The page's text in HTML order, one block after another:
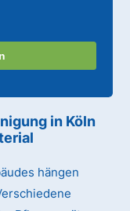
in Köln
hängen